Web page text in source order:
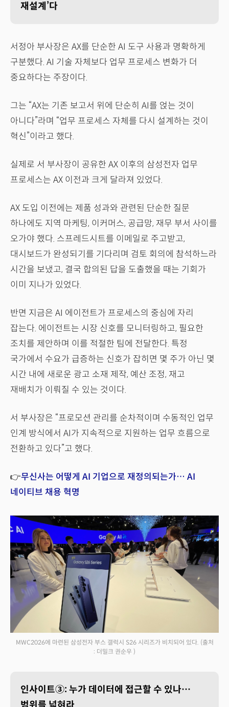
재설계’다
서정아 부사장은 AX를 단순한 AI 도구 사용과 명확하게
구분했다. AI 기술 자체보다 업무 프로세스 변화가 더
중요하다는 주장이다.
그는 “AX는 기존 보고서 위에 단순히 AI를 얹는 것이
아니다”라며 “업무 프로세스 자체를 다시 설계하는 것이
혁신”이라고 했다.
실제로 서 부사장이 공유한 AX 이후의 삼성전자 업무
프로세스는 AX 이전과 크게 달라져 있었다.
AX 도입 이전에는 제품 성과와 관련된 단순한 질문
하나에도 지역 마케팅, 이커머스, 공급망, 재무 부서 사이를
오가야 했다. 스프레드시트를 이메일로 주고받고,
대시보드가 완성되기를 기다리며 검토 회의에 참석하느라
시간을 보냈고, 결국 합의된 답을 도출했을 때는 기회가
이미 지나가 있었다.
반면 지금은 AI 에이전트가 프로세스의 중심에 자리
잡는다. 에이전트는 시장 신호를 모니터링하고, 필요한
조치를 제안하며 이를 적절한 팀에 전달한다. 특정
국가에서 수요가 급증하는 신호가 잡히면 몇 주가 아닌 몇
시간 내에 새로운 광고 소재 제작, 예산 조정, 재고
재배치가 이뤄질 수 있는 것이다.
서 부사장은 “프로모션 관리를 순차적이며 수동적인 업무
인계 방식에서 AI가 지속적으로 지원하는 업무 흐름으로
전환하고 있다”고 했다.
👉무신사는 어떻게 AI 기업으로 재정의되는가… AI
네이티브 채용 혁명
MWC2026에 마련된 삼성전자 부스 갤럭시 S26 시리즈가 비치되어 있다. (출처
: 더밀크 권순우 )
인사이트③: 누가 데이터에 접근할 수 있나…